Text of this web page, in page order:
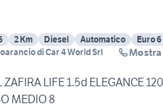
2 Km Diesel Automatico
Euro 6
di Car 4 World Srl
ZAFIRA LIFE 1.5d ELEGANCE
MEDIO 8